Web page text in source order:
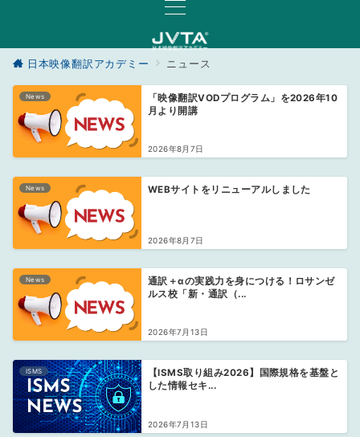
日本映像翻訳アカデミー ニュース
News
「映像翻訳VODプログラム」を2026年10
月より開講
2026年8月7日
News WEBサイトをリニューアルしました
2026年8月7日
News
通訳＋αの実践力を身につける！ロサンゼ
ルス校「新・通訳（...
2026年7月13日
ISMS
【ISMS取り組み2026】国際規格を基盤と
した情報セキ...
2026年7月13日